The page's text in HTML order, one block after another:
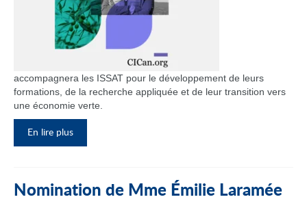
accompagnera les ISSAT pour le développement de leurs
formations, de la recherche appliquée et de leur transition vers
une économie verte.
En lire plus
Nomination de Mme Émilie Laramée